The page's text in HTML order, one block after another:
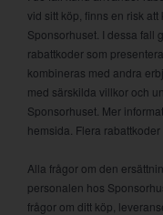
vid sitt köp, finns en risk
Sponsorhuset. I dessa fall
rabattkoder som
kombineras med andra
med särskilda villkor och
Sponsorhuset. Mer
hemsida. Flera
Alla frågor om den
personalen hos
frågor om ditt köp,